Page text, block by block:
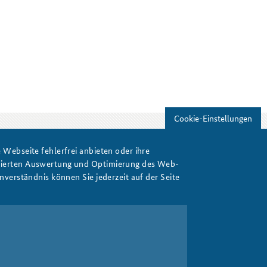
Cookie-Einstellungen
Webseite fehlerfrei anbieten oder ihre
Auswertung und Optimierung des Web-
können Sie jederzeit auf der Seite